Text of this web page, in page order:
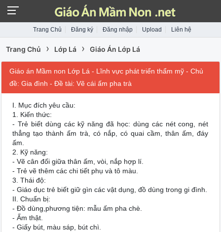
Trang Chủ Đăng ký Đăng nhập Upload Liên hệ
Trang Chủ › Lớp Lá › Giáo Án Lớp Lá
Giáo án Mầm non Lớp Lá - Lĩnh vực phát triển thẩm mỹ - Chủ
đề: Gia đình - Đề tài: Vẽ cái ấm pha trà
I. Mục đích yêu cầu:
1. Kiến thức:
- Trẻ biết dùng các kỹ năng đã học: dùng các nét cong, nét
thẳng tạo thành ấm trà, có nắp, có quai cầm, thân ấm, đáy
ấm.
2. Kỹ năng:
- Vẽ cân đối giữa thân ấm, vòi, nắp hợp lí.
- Trẻ vẽ thêm các chi tiết phụ và tô màu.
3. Thái độ:
- Giáo dục trẻ biết giữ gìn các vật dụng, đồ dùng trong gi đình.
II. Chuẩn bị:
- Đồ dùng,phương tiện: mẫu ấm pha chè.
- Ấm thật.
- Giấy bút, màu sáp, bút chì.